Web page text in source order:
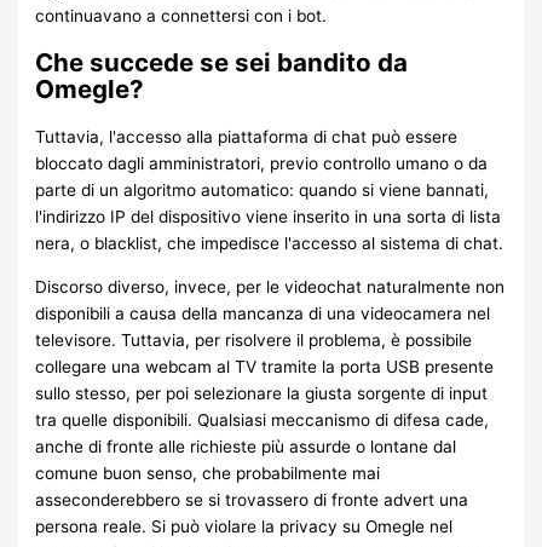
continuavano a connettersi con i bot.
Che succede se sei bandito da
Omegle?
Tuttavia, l'accesso alla piattaforma di chat può essere
bloccato dagli amministratori, previo controllo umano o da
parte di un algoritmo automatico: quando si viene bannati,
l'indirizzo IP del dispositivo viene inserito in una sorta di lista
nera, o blacklist, che impedisce l'accesso al sistema di chat.
Discorso diverso, invece, per le videochat naturalmente non
disponibili a causa della mancanza di una videocamera nel
televisore. Tuttavia, per risolvere il problema, è possibile
collegare una webcam al TV tramite la porta USB presente
sullo stesso, per poi selezionare la giusta sorgente di input
tra quelle disponibili. Qualsiasi meccanismo di difesa cade,
anche di fronte alle richieste più assurde o lontane dal
comune buon senso, che probabilmente mai
asseconderebbero se si trovassero di fronte advert una
persona reale. Si può violare la privacy su Omegle nel